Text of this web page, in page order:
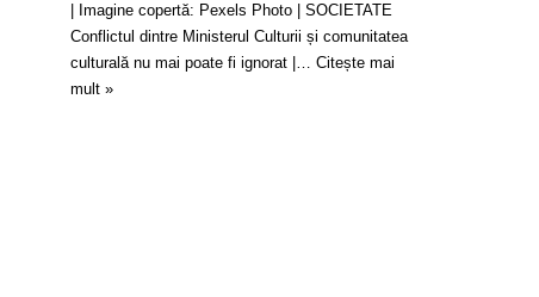
| Imagine copertă: Pexels Photo | SOCIETATE
Conflictul dintre Ministerul Culturii și comunitatea
culturală nu mai poate fi ignorat |… Citește mai
mult »